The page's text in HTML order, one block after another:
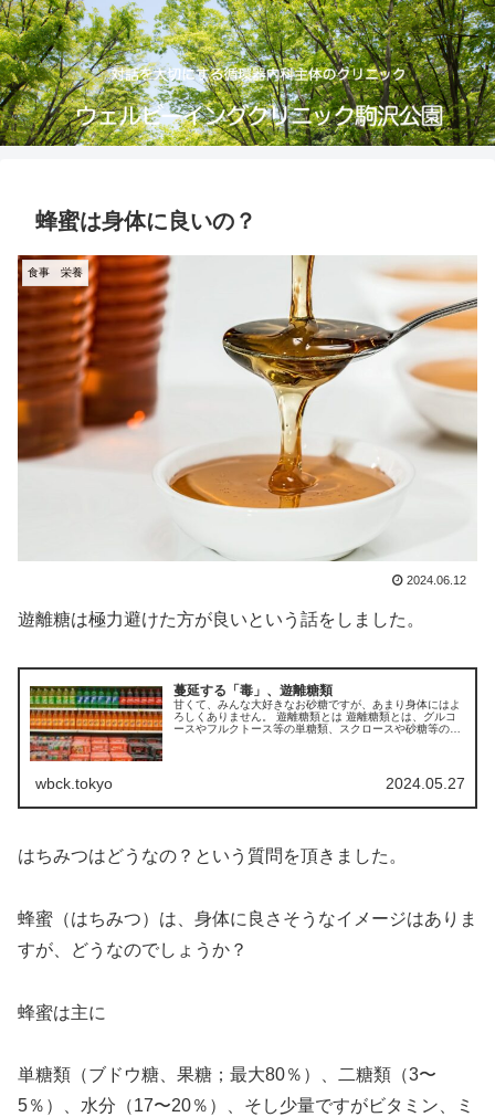
蜂蜜は身体に良いの？
食事 栄養
2024.06.12
遊離糖は極力避けた方が良いという話をしました。
蔓延する「毒」、遊離糖類
甘くて、みんな大好きなお砂糖ですが、あまり身体にはよ
ろしくありません。 遊離糖類とは 遊離糖類とは、グルコ
ースやフルクトース等の単糖類、スクロースや砂糖等の二
wbck.tokyo 2024.05.27
はちみつはどうなの？という質問を頂きました。
蜂蜜（はちみつ）は、身体に良さそうなイメージはありま
すが、どうなのでしょうか？
蜂蜜は主に
単糖類（ブドウ糖、果糖；最大80％）、二糖類（3〜
5％）、水分（17〜20％）、そし少量ですがビタミン、ミ